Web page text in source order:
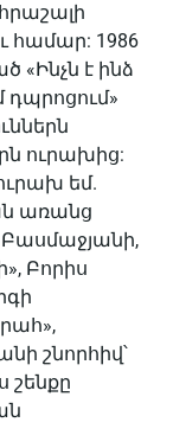
1986
«Ինչն է ինձ
ուրախից:
եմ.
առանց
Բասմաջյանի,
Բորիս
շնորհիվ՝
շենքը